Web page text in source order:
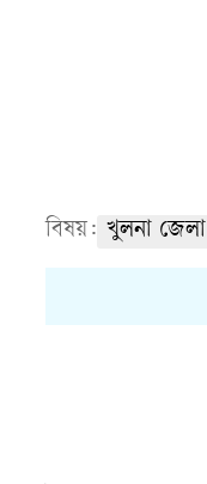
বিষয়: খুলনা জেলা